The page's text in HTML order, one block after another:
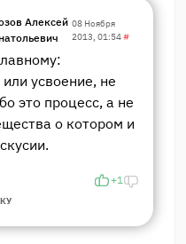
Алексей 08 Ноября
2013, 01:54#
усвоение, не
это процесс, а не
о котором и
+1